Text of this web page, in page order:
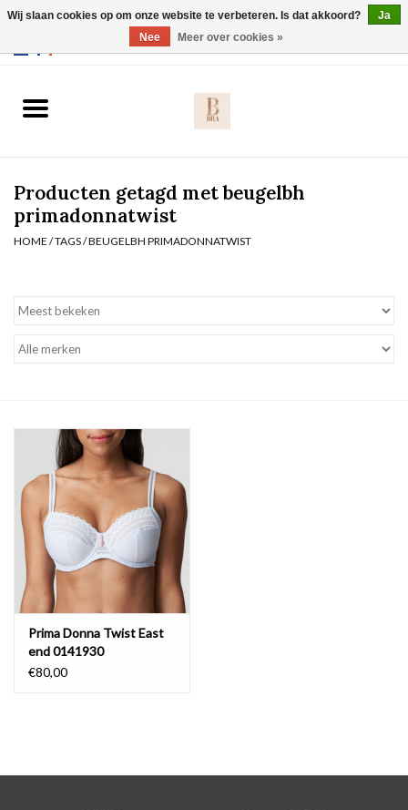
Slip
Body
Solden
Badmode
Lingerie-accessoires
Cadeaubonnen
Producten getagd met beugelbh
primadonnatwist
HOME /TAGS/BEUGELBH PRIMADONNATWIST
Prima Donna Twist East
end 0141930
€80,00
Wij slaan cookies op om onze website te verbeteren. Is dat akkoord?
Ja
Nee
Meer over cookies »
Webshop werkt met EU maten. .